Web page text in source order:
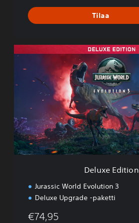
Tilaa
x
d
i
t
i
o
Deluxe Edition
Jurassic World Evolution 3
Deluxe Upgrade -paketti
€74,95